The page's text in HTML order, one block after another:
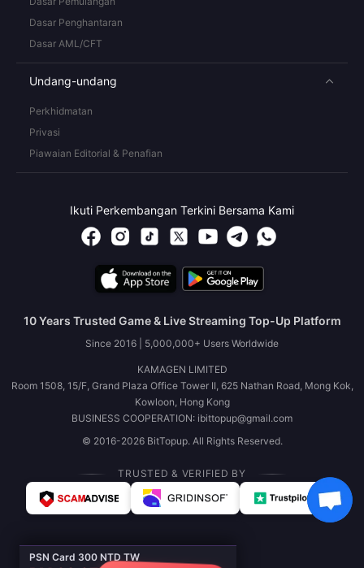
PSN Card 300 NTD TW
Dasar Penghantaran
Dasar AML/CFT
Undang-undang
Perkhidmatan
Privasi
Piawaian Editorial & Penafian
Ikuti Perkembangan Terkini Bersama Kami
10 Years Trusted Game & Live Streaming Top-Up Platform
Since 2016 | 5,000,000+ Users Worldwide
KAMAGEN LIMITED
Room 1508, 15/F, Grand Plaza Office Tower II, 625 Nathan Road, Mong Kok,
Kowloon, Hong Kong
BUSINESS COOPERATION: ibittopup@gmail.com
© 2016-2026 BitTopup. All Rights Reserved.
TRUSTED & VERIFIED BY